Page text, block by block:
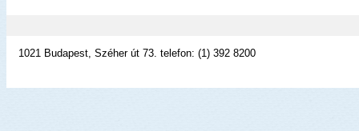
1021 Budapest, Széher út 73. telefon: (1) 392 8200